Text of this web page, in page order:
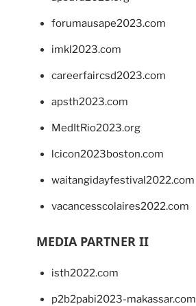
forumausape2023.com
imkl2023.com
careerfaircsd2023.com
apsth2023.com
MedItRio2023.org
lcicon2023boston.com
waitangidayfestival2022.com
vacancesscolaires2022.com
MEDIA PARTNER II
isth2022.com
p2b2pabi2023-makassar.com